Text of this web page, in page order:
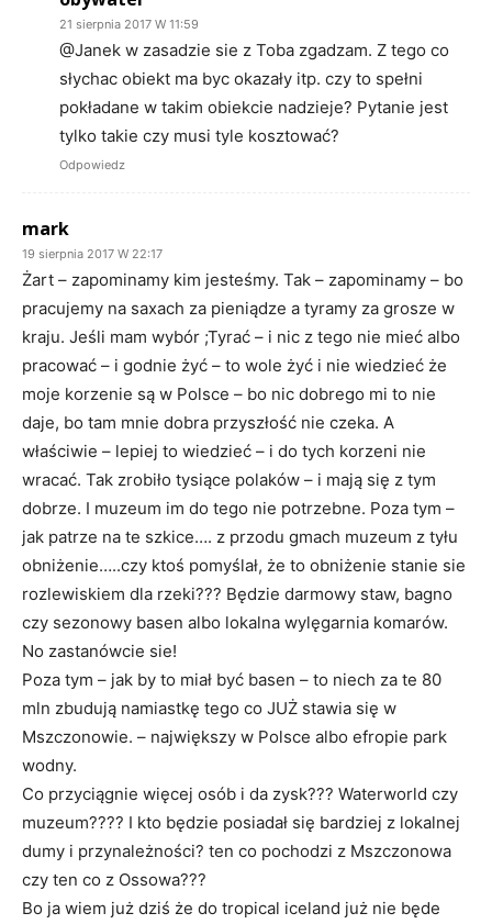
21 sierpnia 2017 W 11:59
@Janek w zasadzie sie z Toba zgadzam. Z tego co
słychac obiekt ma byc okazały itp. czy to spełni
pokładane w takim obiekcie nadzieje? Pytanie jest
tylko takie czy musi tyle kosztować?
Odpowiedz
mark
19 sierpnia 2017 W 22:17
Żart – zapominamy kim jesteśmy. Tak – zapominamy – bo
pracujemy na saxach za pieniądze a tyramy za grosze w
kraju. Jeśli mam wybór ;Tyrać – i nic z tego nie mieć albo
pracować – i godnie żyć – to wole żyć i nie wiedzieć że
moje korzenie są w Polsce – bo nic dobrego mi to nie
daje, bo tam mnie dobra przyszłość nie czeka. A
właściwie – lepiej to wiedzieć – i do tych korzeni nie
wracać. Tak zrobiło tysiące polaków – i mają się z tym
dobrze. I muzeum im do tego nie potrzebne. Poza tym –
jak patrze na te szkice…. z przodu gmach muzeum z tyłu
obniżenie…..czy ktoś pomyślał, że to obniżenie stanie sie
rozlewiskiem dla rzeki??? Będzie darmowy staw, bagno
czy sezonowy basen albo lokalna wylęgarnia komarów.
No zastanówcie sie!
Poza tym – jak by to miał być basen – to niech za te 80
mln zbudują namiastkę tego co JUŻ stawia się w
Mszczonowie. – największy w Polsce albo efropie park
wodny.
Co przyciągnie więcej osób i da zysk??? Waterworld czy
muzeum???? I kto będzie posiadał się bardziej z lokalnej
dumy i przynależności? ten co pochodzi z Mszczonowa
czy ten co z Ossowa???
Bo ja wiem już dziś że do tropical iceland już nie będe